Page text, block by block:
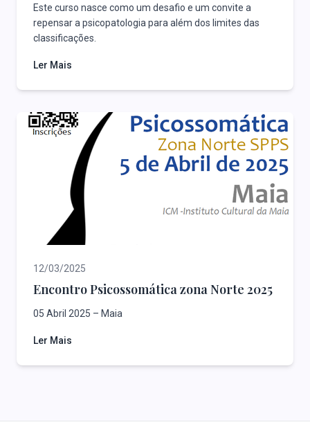
Este curso nasce como um desafio e um convite a
repensar a psicopatologia para além dos limites das
classificações.
Ler Mais
12/03/2025
Encontro Psicossomática zona Norte 2025
05 Abril 2025 – Maia
Ler Mais